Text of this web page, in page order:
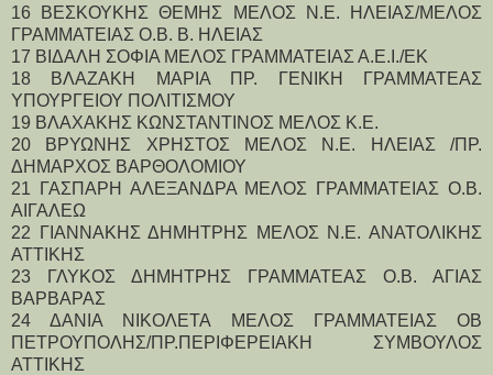
16 ΒΕΣΚΟΥΚΗΣ ΘΕΜΗΣ ΜΕΛΟΣ Ν.Ε. ΗΛΕΙΑΣ/ΜΕΛΟΣ
ΓΡΑΜΜΑΤΕΙΑΣ Ο.Β. Β. ΗΛΕΙΑΣ
17 ΒΙΔΑΛΗ ΣΟΦΙΑ ΜΕΛΟΣ ΓΡΑΜΜΑΤΕΙΑΣ Α.Ε.Ι./ΕΚ
18 ΒΛΑΖΑΚΗ ΜΑΡΙΑ ΠΡ. ΓΕΝΙΚΗ ΓΡΑΜΜΑΤΕΑΣ
ΥΠΟΥΡΓΕΙΟΥ ΠΟΛΙΤΙΣΜΟΥ
19 ΒΛΑΧΑΚΗΣ ΚΩΝΣΤΑΝΤΙΝΟΣ ΜΕΛΟΣ Κ.Ε.
20 ΒΡΥΩΝΗΣ ΧΡΗΣΤΟΣ ΜΕΛΟΣ Ν.Ε. ΗΛΕΙΑΣ /ΠΡ.
ΔΗΜΑΡΧΟΣ ΒΑΡΘΟΛΟΜΙΟΥ
21 ΓΑΣΠΑΡΗ ΑΛΕΞΑΝΔΡΑ ΜΕΛΟΣ ΓΡΑΜΜΑΤΕΙΑΣ Ο.Β.
ΑΙΓΑΛΕΩ
22 ΓΙΑΝΝΑΚΗΣ ΔΗΜΗΤΡΗΣ ΜΕΛΟΣ Ν.Ε. ΑΝΑΤΟΛΙΚΗΣ
ΑΤΤΙΚΗΣ
23 ΓΛΥΚΟΣ ΔΗΜΗΤΡΗΣ ΓΡΑΜΜΑΤΕΑΣ Ο.Β. ΑΓΙΑΣ
ΒΑΡΒΑΡΑΣ
24 ΔΑΝΙΑ ΝΙΚΟΛΕΤΑ ΜΕΛΟΣ ΓΡΑΜΜΑΤΕΙΑΣ ΟΒ
ΠΕΤΡΟΥΠΟΛΗΣ/ΠΡ.ΠΕΡΙΦΕΡΕΙΑΚΗ ΣΥΜΒΟΥΛΟΣ
ΑΤΤΙΚΗΣ